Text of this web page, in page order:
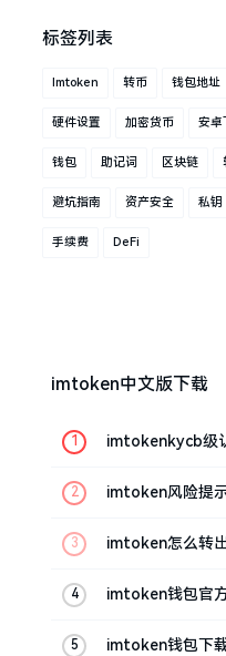
标签列表
Imtoken 转币 钱包地址
硬件设置 加密货币 安卓
钱包 助记词 区块链
避坑指南 资产安全 私钥
手续费 DeFi
imtoken中文版下载
imtokenkycb级
imtoken风险提
imtoken怎么转
imtoken钱包官
imtoken钱包下